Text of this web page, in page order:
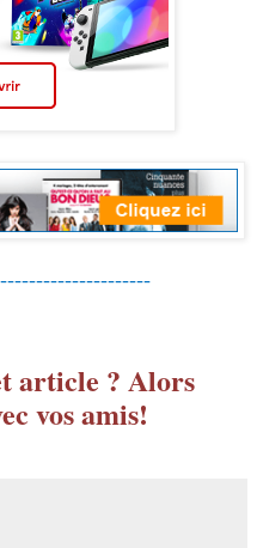
article ? Alors
vos amis!